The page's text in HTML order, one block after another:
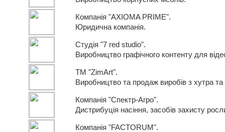
Компанія "AXIOMA PRIME".
Юридична компанія.
Студія "7 red studio".
Виробництво графічного контенту для
TM "ZimArt".
Виробництво та продаж виробів з хутра та
Компанія "Спектр-Агро".
Дистрибуція насіння, засобів захисту
Компанія "FACTORUM".